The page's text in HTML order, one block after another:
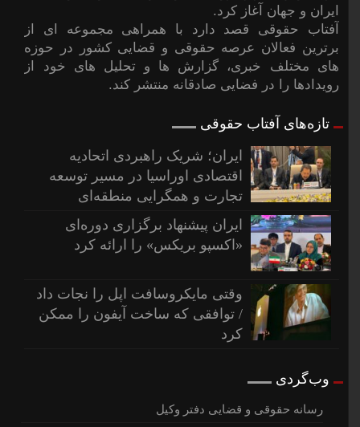
ایران و جهان آغاز کرد.
آفتاب حقوقی قصد دارد با همراهی مجموعه ای از
برترین فعالان عرصه حقوقی و قضایی کشور در حوزه
های مختلف خبری، گزارش ها و تحلیل های خود از
رویدادها را در فضایی صادقانه منتشر کند.
تازه‌های آفتاب حقوقی
ایران؛ شریک راهبردی اتحادیه
اقتصادی اوراسیا در مسیر توسعه
تجارت و همگرایی منطقه‌ای
ایران پیشنهاد برگزاری دوره‌ای
«اکسپو بریکس» را ارائه کرد
وقتی مایکروسافت اپل را نجات داد
/ توافقی که ساخت آیفون را ممکن
کرد
وب‌گردی
رسانه حقوقی و قضایی دفتر وکیل